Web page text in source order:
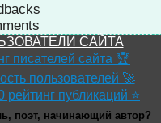
САЙТА
писателей сайта 🏆
пользователей 🚀
публикаций ⭐
поэт, начинающий автор?